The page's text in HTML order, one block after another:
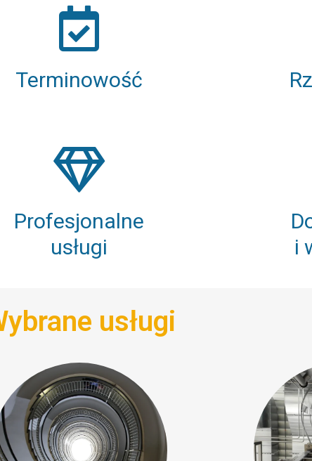
Terminowość
Profesjonalne
usługi
i
usługi